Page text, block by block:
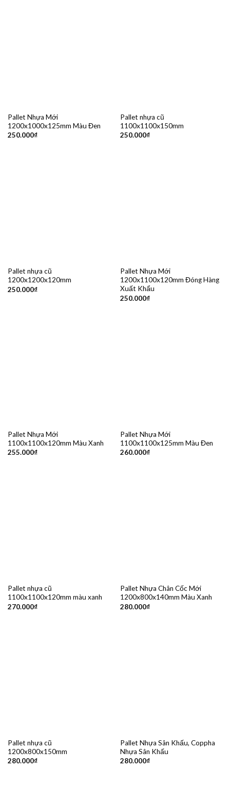
Pallet Nhựa Mới
1200x1000x125mm Màu Đen
250.000₫
Pallet nhựa cũ
1100x1100x150mm
250.000₫
Pallet nhựa cũ
1200x1200x120mm
250.000₫
Pallet Nhựa Mới
1200x1100x120mm Đóng Hàng
Xuất Khẩu
250.000₫
Pallet Nhựa Mới
1100x1100x120mm Màu Xanh
255.000₫
Pallet Nhựa Mới
1100x1100x125mm Màu Đen
260.000₫
Pallet nhựa cũ
1100x1100x120mm màu xanh
270.000₫
Pallet Nhựa Chân Cốc Mới
1200x800x140mm Màu Xanh
280.000₫
Pallet nhựa cũ
1200x800x150mm
280.000₫
Pallet Nhựa Sân Khấu, Coppha
Nhựa Sân Khấu
280.000₫